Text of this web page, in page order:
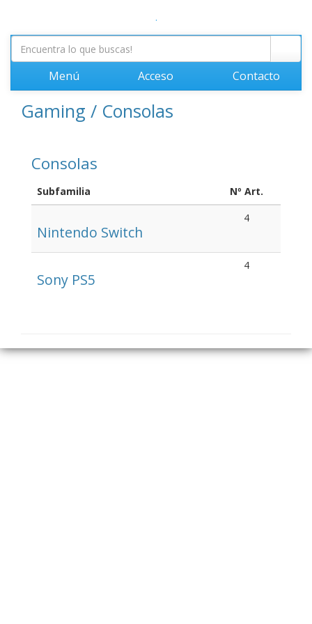
.
Menú Acceso Contacto
Gaming / Consolas
Consolas
Subfamilia Nº Art.
Nintendo Switch
4
Sony PS5
4